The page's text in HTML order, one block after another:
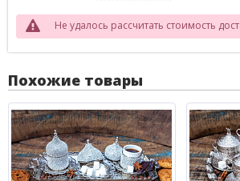
Не удалось рассчитать стоимость
Похожие товары